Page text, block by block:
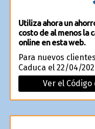
Utiliza ahora un
costo de al menos la
online en esta web.
Para nuevos
Caduca el 22/04/
Ver el